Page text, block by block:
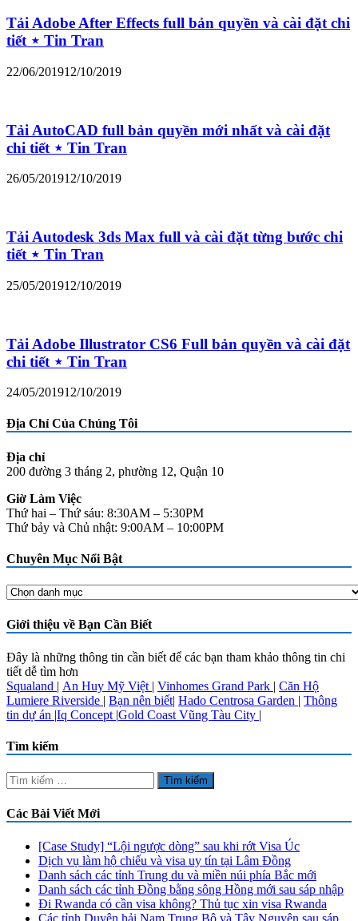
Tải Adobe After Effects full bản quyền và cài đặt chi
tiết ⋆ Tin Tran
22/06/201912/10/2019
Tải AutoCAD full bản quyền mới nhất và cài đặt
chi tiết ⋆ Tin Tran
26/05/201912/10/2019
Tải Autodesk 3ds Max full và cài đặt từng bước chi
tiết ⋆ Tin Tran
25/05/201912/10/2019
Tải Adobe Illustrator CS6 Full bản quyền và cài đặt
chi tiết ⋆ Tin Tran
24/05/201912/10/2019
Địa Chỉ Của Chúng Tôi
Địa chỉ
200 đường 3 tháng 2, phường 12, Quận 10
Giờ Làm Việc
Thứ hai – Thứ sáu: 8:30AM – 5:30PM
Thứ bảy và Chủ nhật: 9:00AM – 10:00PM
Chuyên Mục Nổi Bật
Chuyên
Nổi
Bật
Giới thiệu về Bạn Cần Biết
Đây là những thông tin cần biết để các bạn tham khảo thông tin chi
tiết dễ tìm hơn
Squaland | An Huy Mỹ Việt | Vinhomes Grand Park | Căn Hộ
Lumiere Riverside | Bạn nên biết| Hado Centrosa Garden | Thông
tin dự án |Iq Concept |Gold Coast Vũng Tàu City |
Tìm kiếm
Tìm
kiếm
cho:
Các Bài Viết Mới
[Case Study] “Lội ngược dòng” sau khi rớt Visa Úc
Dịch vụ làm hộ chiếu và visa uy tín tại Lâm Đồng
Danh sách các tỉnh Trung du và miền núi phía Bắc mới
Danh sách các tỉnh Đồng bằng sông Hồng mới sau sáp nhập
Đi Rwanda có cần visa không? Thủ tục xin visa Rwanda
Các tỉnh Duyên hải Nam Trung Bộ và Tây Nguyên sau sáp